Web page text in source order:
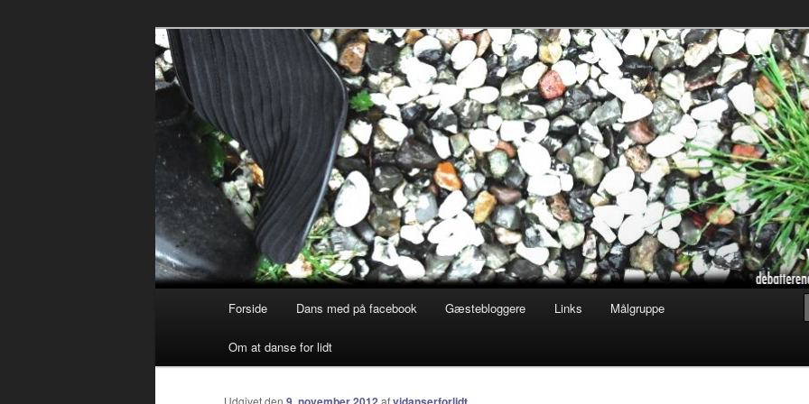
vidanserforlidt.dk
Debatterende tekster med filosofisk tilsnit om hverdagens glæder og genvordigheder
Fortsæt
til
primært
Forside Dans med på facebook Gæstebloggere Links Målgruppe
Om at danse for lidt